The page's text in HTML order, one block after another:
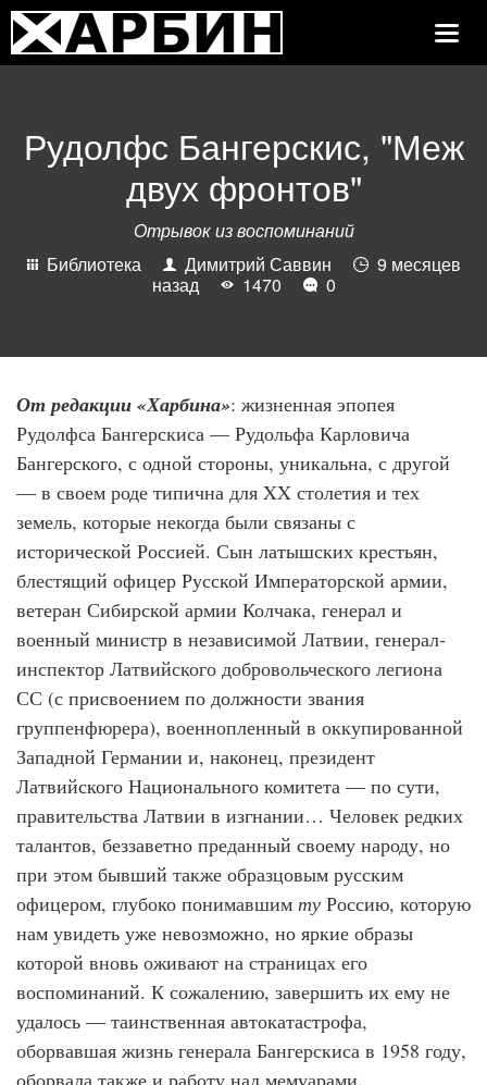
Toggle
Рудолфс Бангерскис, "Меж
двух фронтов"
Отрывок из воспоминаний
Библиотека
Димитрий Саввин
9 месяцев
назад
1470 0
От редакции «Харбина»: жизненная эпопея
Рудолфса Бангерскиса — Рудольфа Карловича
Бангерского, с одной стороны, уникальна, с другой
— в своем роде типична для XX столетия и тех
земель, которые некогда были связаны с
исторической Россией. Сын латышских крестьян,
блестящий офицер Русской Императорской армии,
ветеран Сибирской армии Колчака, генерал и
военный министр в независимой Латвии, генерал-
инспектор Латвийского добровольческого легиона
СС (с присвоением по должности звания
группенфюрера), военнопленный в оккупированной
Западной Германии и, наконец, президент
Латвийского Национального комитета — по сути,
правительства Латвии в изгнании… Человек редких
талантов, беззаветно преданный своему народу, но
при этом бывший также образцовым русским
офицером, глубоко понимавшим ту Россию, которую
нам увидеть уже невозможно, но яркие образы
которой вновь оживают на страницах его
воспоминаний. К сожалению, завершить их ему не
удалось — таинственная автокатастрофа,
оборвавшая жизнь генерала Бангерскиса в 1958 году,
оборвала также и работу над мемуарами.